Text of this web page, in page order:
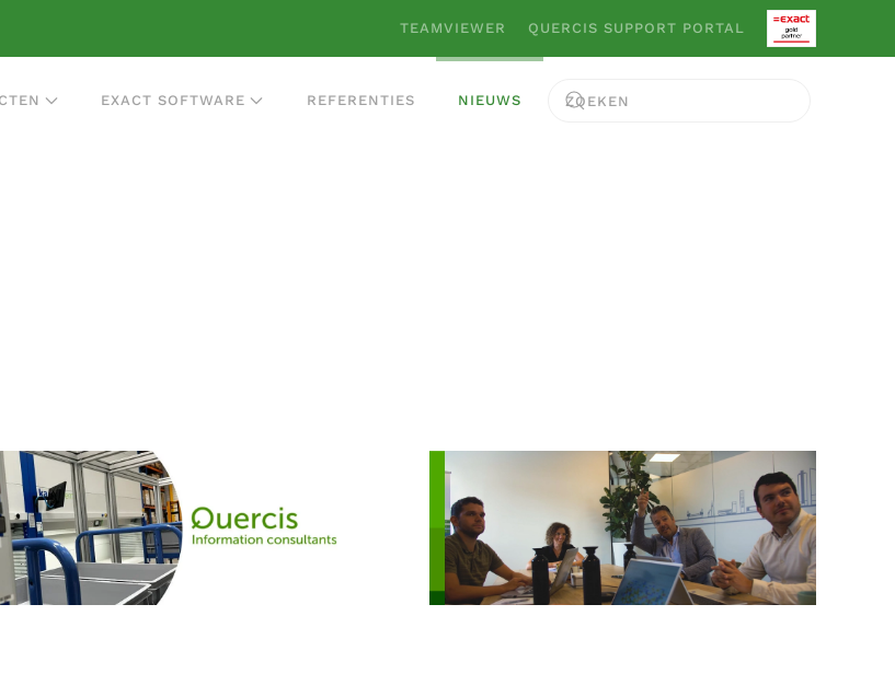
TEAMVIEWER QUERCIS SUPPORT PORTAL
EXACT SOFTWARE REFERENTIES NIEUWS